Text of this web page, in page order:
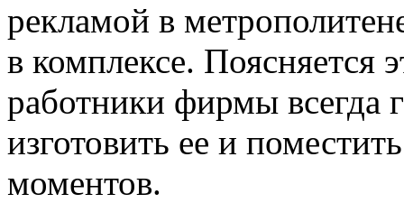
рекламой в
в комплексе. Поясняется
работники фирмы всегда
изготовить ее и
моментов.